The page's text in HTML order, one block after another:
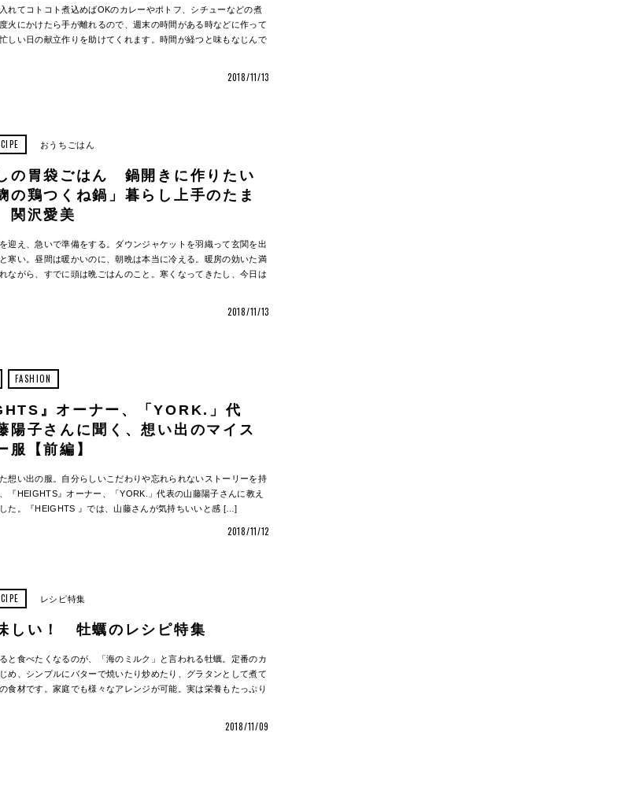
れてコトコト煮込めばOKのカレーやポトフ、シチューなどの煮
火にかけたら手が離れるので、週末の時間がある時などに作って
しい日の献立作りを助けてくれます。時間が経つと味もなじんで
2018/11/13
おうちごはん
の胃袋ごはん 鍋開きに作りたい
の鶏つくね鍋」暮らし上手のたま
関沢愛美
迎え、急いで準備をする。ダウンジャケットを羽織って玄関を出
寒い。昼間は暖かいのに、朝晩は本当に冷える。暖房の効いた満
ながら、すでに頭は晩ごはんのこと。寒くなってきたし、今日は
2018/11/13
FASHION
』オーナー、「YORK.」代
陽子さんに聞く、想い出のマイス
服【前編】
想い出の服。自分らしいこだわりや忘れられないストーリーを持
『HEIGHTS』オーナー、「YORK.」代表の山藤陽子さんに教え
た。『HEIGHTS 』では、山藤さんが気持ちいいと感 […]
2018/11/12
レシピ特集
しい！ 牡蠣のレシピ特集
と食べたくなるのが、「海のミルク」と言われる牡蠣。定番のカ
め、シンプルにバターで焼いたり炒めたり、グラタンとして煮て
食材です。家庭でも様々なアレンジが可能。実は栄養もたっぷり
2018/11/09